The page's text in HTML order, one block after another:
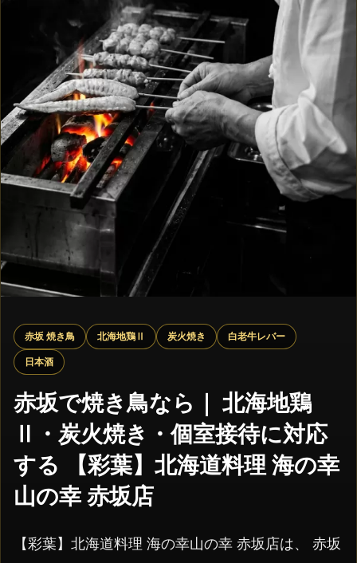
赤坂 焼き鳥 北海地鶏Ⅱ 炭火焼き 白老牛レバー
日本酒
赤坂で焼き鳥なら｜ 北海地鶏
Ⅱ・炭火焼き・個室接待に対応
する 【彩葉】北海道料理 海の幸
山の幸 赤坂店
【彩葉】北海道料理 海の幸山の幸 赤坂店は、 赤坂